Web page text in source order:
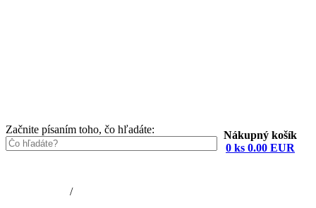
Začnite písaním toho, čo hľadáte:
Nákupný košík
0 ks 0.00 EUR
/